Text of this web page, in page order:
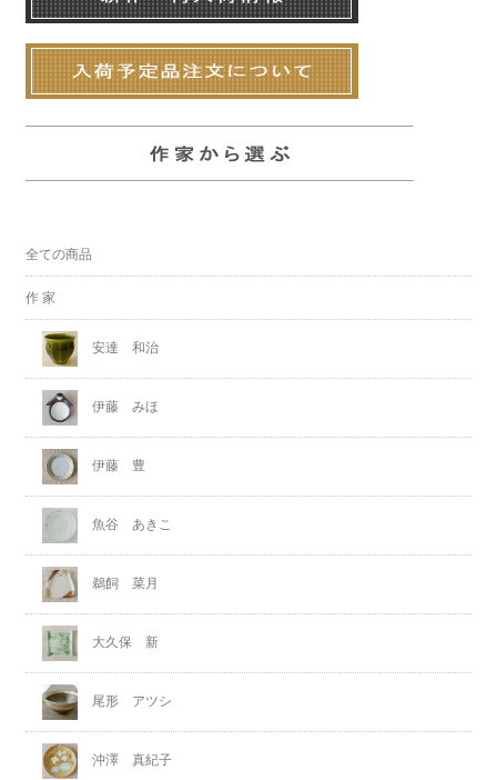
全ての商品
作 家
安達 和治
伊藤 みほ
伊藤 豊
魚谷 あきこ
鵜飼 菜月
大久保 新
尾形 アツシ
沖澤 真紀子